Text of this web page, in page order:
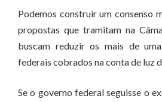
Podemos construir um consenso
propostas que tramitam na
buscam reduzir os mais de
federais cobrados na conta de luz
Se o governo federal seguisse o